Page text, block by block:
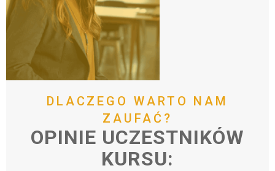
DLACZEGO WARTO NAM
ZAUFAĆ?
OPINIE UCZESTNIKÓW
KURSU: